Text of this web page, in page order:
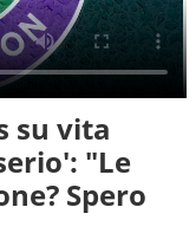
su vita
"Le
Spero